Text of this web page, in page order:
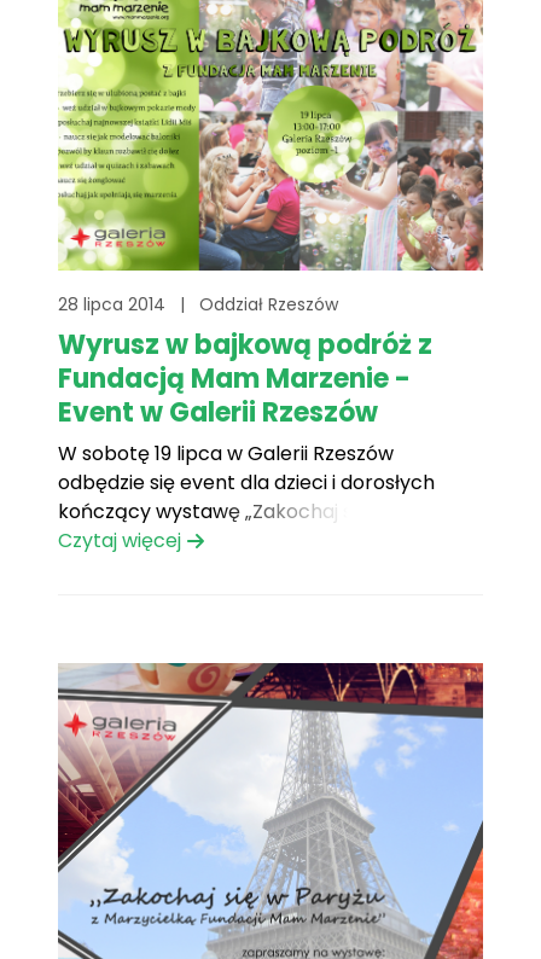
28 lipca 2014 | Oddział Rzeszów
Wyrusz w bajkową podróż z
Fundacją Mam Marzenie -
Event w Galerii Rzeszów
W sobotę 19 lipca w Galerii Rzeszów
odbędzie się event dla dzieci i dorosłych
kończący wystawę „Zakochaj się w Paryżu
razem z Marzycielką Fundacji Mam
podróż z Fundacją Mam Marzenie” –
przebierz się w[...]
Czytaj więcej